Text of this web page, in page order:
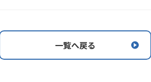
一覧へ戻る